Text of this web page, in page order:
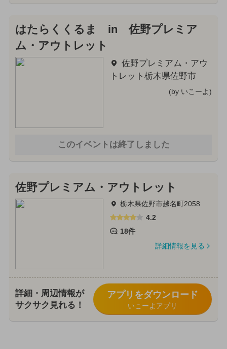
はたらくくるま in 佐野プレミア
ム・アウトレット
佐野プレミアム・アウ
トレット栃木県佐野市
(by いこーよ)
このイベントは終了しました
佐野プレミアム・アウトレット
栃木県佐野市越名町2058
4.2
18件
詳細情報を見る
詳細・周辺情報が
サクサク見れる！
アプリをダウンロード
いこーよアプリ